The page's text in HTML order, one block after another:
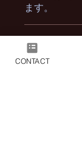
ます。
1回のお買い
料1100円（
す。
CONTACT